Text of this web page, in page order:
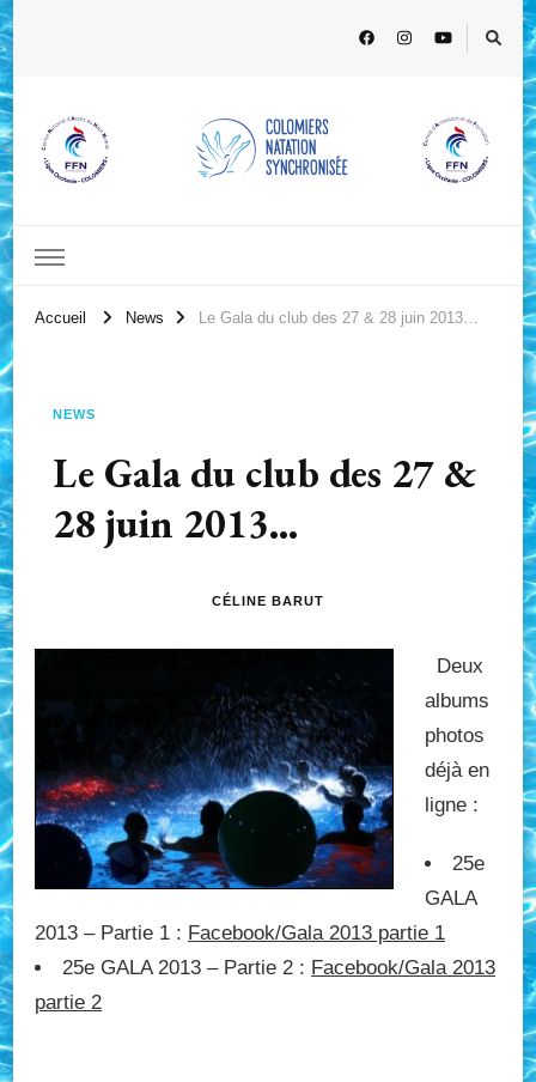
Accueil News Le Gala du club des 27 & 28 juin 2013…
NEWS
Le Gala du club des 27 &
28 juin 2013…
CÉLINE BARUT
Deux
albums
photos
déjà en
ligne :
25e
GALA
2013 – Partie 1 : Facebook/Gala 2013 partie 1
25e GALA 2013 – Partie 2 : Facebook/Gala 2013
partie 2